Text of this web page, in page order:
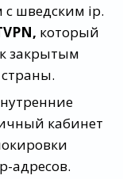
с шведским ip.
который
закрытым
кабинет
адресов.